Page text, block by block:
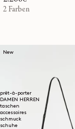
prêt-à-porter
DAMEN
HERREN
taschen
accessoires
schmuck
schuhe
Preis
2 Farben
New